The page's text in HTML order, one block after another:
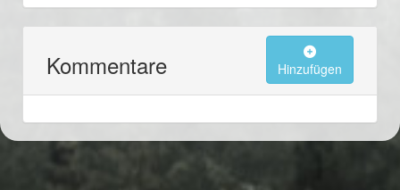
Kommentare Hinzufügen